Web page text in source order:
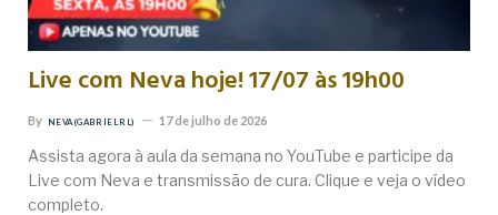
Live com Neva hoje! 17/07 às 19h00
By NEVA (GABRIEL RL) 17 de julho de 2026
Assista agora à aula da semana no YouTube e participe da
Live com Neva e transmissão de cura. Clique e veja o vídeo
completo.